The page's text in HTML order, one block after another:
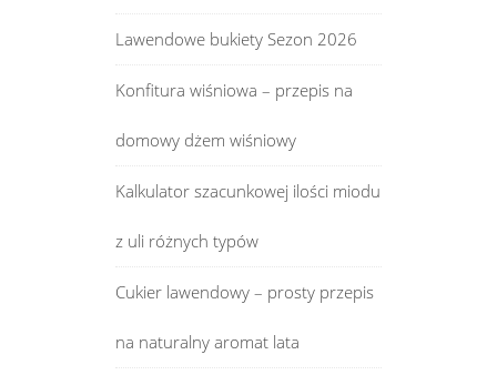
Lawendowe bukiety Sezon 2026
Konfitura wiśniowa – przepis na
domowy dżem wiśniowy
Kalkulator szacunkowej ilości miodu
z uli różnych typów
Cukier lawendowy – prosty przepis
na naturalny aromat lata